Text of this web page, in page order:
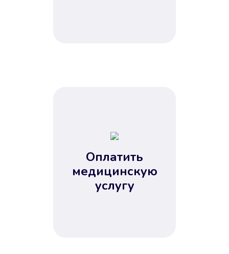
Оплатить
медицинскую
услугу